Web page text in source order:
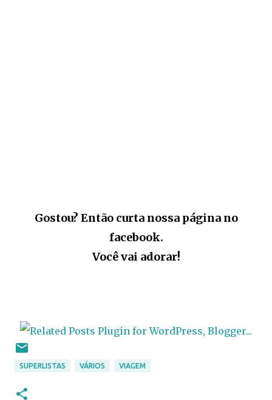
Gostou? Então curta nossa página no
facebook.
Você vai adorar!
SUPERLISTAS VÁRIOS VIAGEM